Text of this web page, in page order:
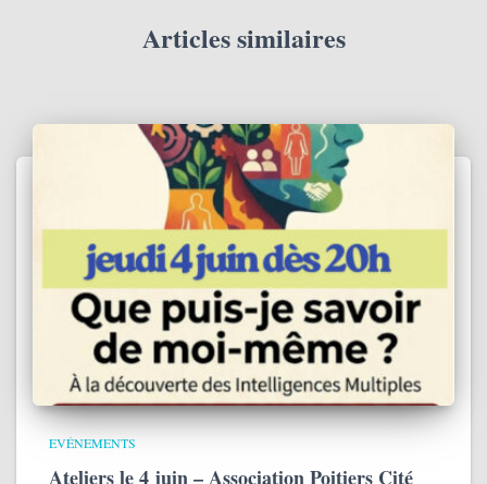
Articles similaires
EVÉNEMENTS
Ateliers le 4 juin – Association Poitiers Cité